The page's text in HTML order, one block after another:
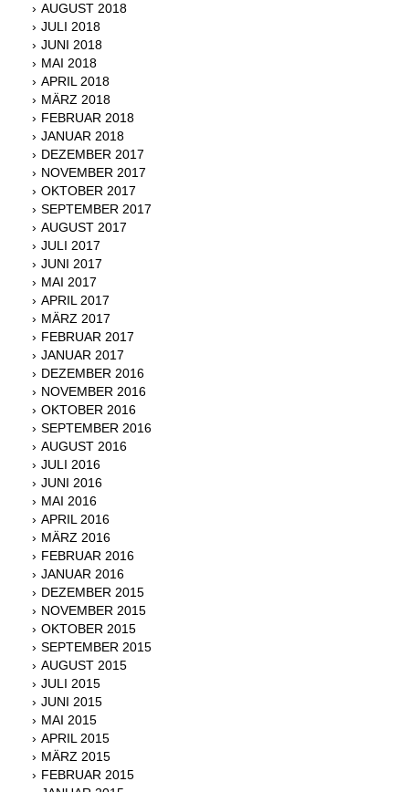
AUGUST 2018
JULI 2018
JUNI 2018
MAI 2018
APRIL 2018
MÄRZ 2018
FEBRUAR 2018
JANUAR 2018
DEZEMBER 2017
NOVEMBER 2017
OKTOBER 2017
SEPTEMBER 2017
AUGUST 2017
JULI 2017
JUNI 2017
MAI 2017
APRIL 2017
MÄRZ 2017
FEBRUAR 2017
JANUAR 2017
DEZEMBER 2016
NOVEMBER 2016
OKTOBER 2016
SEPTEMBER 2016
AUGUST 2016
JULI 2016
JUNI 2016
MAI 2016
APRIL 2016
MÄRZ 2016
FEBRUAR 2016
JANUAR 2016
DEZEMBER 2015
NOVEMBER 2015
OKTOBER 2015
SEPTEMBER 2015
AUGUST 2015
JULI 2015
JUNI 2015
MAI 2015
APRIL 2015
MÄRZ 2015
FEBRUAR 2015